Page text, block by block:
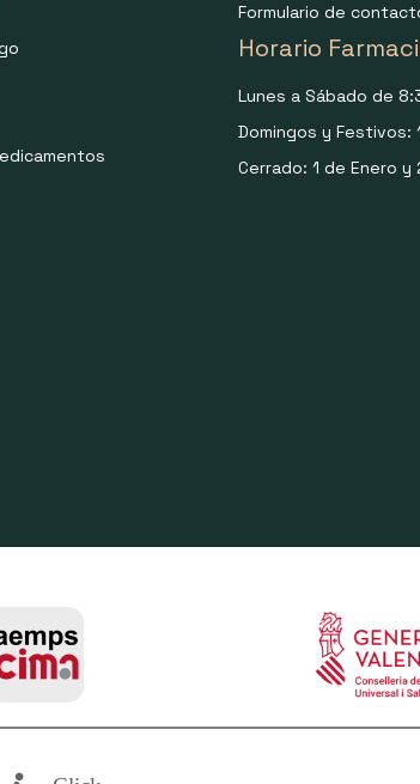
Formulario de
Horario
Lunes a Sábado de
Domingos y Festivos:
Cerrado: 1 de Enero y